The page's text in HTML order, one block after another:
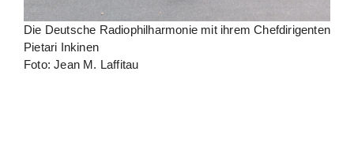
Die Deutsche Radiophilharmonie mit ihrem Chefdirigenten
Pietari Inkinen
Foto: Jean M. Laffitau